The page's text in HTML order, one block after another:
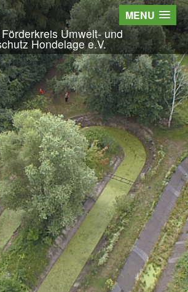
und Geschichte
und Freiwilliges
Leitbild
Aktivitäten
Leben
in Afrika
Umwelt- und
Hondelage e.V.
MENU